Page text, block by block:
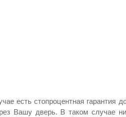
есть стопроцентная гарантия
Вашу дверь. В таком случае